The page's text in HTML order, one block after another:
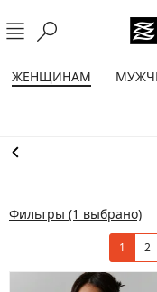
ЖЕНЩИНАМ
Фильтры (1 выбрано)
1 2